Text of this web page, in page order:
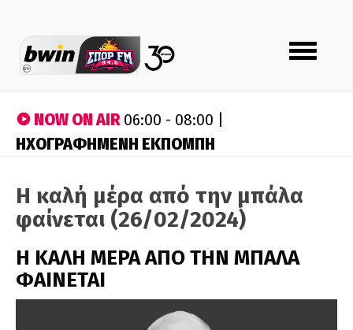
Toggle
navigation
NOW ON AIR06:00 - 08:00 |
ΗΧΟΓΡΑΦΗΜΕΝΗ ΕΚΠΟΜΠΗ
Η καλή μέρα από την μπάλα
φαίνεται (26/02/2024)
H ΚΑΛΗ ΜΕΡΑ ΑΠΟ ΤΗΝ ΜΠΑΛΑ
ΦΑΙΝΕΤΑΙ